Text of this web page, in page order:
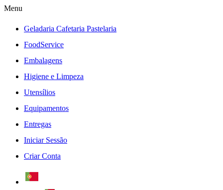
Menu
Geladaria Cafetaria Pastelaria
FoodService
Embalagens
Higiene e Limpeza
Utensílios
Equipamentos
Entregas
Iniciar Sessão
Criar Conta